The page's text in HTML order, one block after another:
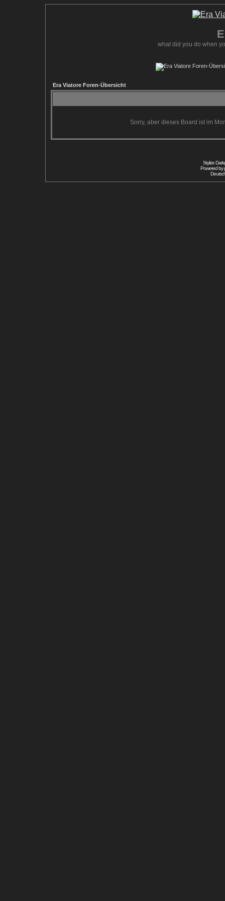
what did you do when
Era Viatore Foren-Übersicht
Sorry, aber dieses Board ist im
Stylize
Powered by